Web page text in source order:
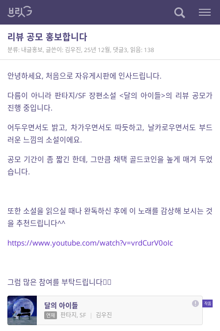
리뷰 공모 홍보합니다
분류: 내글홍보, 글쓴이: 김우진, 25년 12월, 댓글3, 읽음: 138
안녕하세요, 처음으로 자유게시판에 인사드립니다.
다름이 아니라 판타지/SF 장편소설 <달의 아이들>의 리뷰 공모가
진행 중입니다.
어두우면서도 밝고, 차가우면서도 따듯하고, 날카로우면서도 부드
러운 느낌의 소설이에요.
공모 기간이 좀 짧긴 한데, 그만큼 채택 골드코인을 높게 매겨 두었
습니다.
또한 소설을 읽으실 때나 완독하신 후에 이 노래를 감상해 보시는 것
을 추천드립니다^^
https://www.youtube.com/watch?v=vrdCurV0oIc
그럼 많은 참여를 부탁드립니다🙇‍♂️
달의 아이들
연재 판타지, SF | 김우진